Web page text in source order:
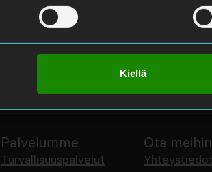
Kiellä
Palvelumme
Turvallisuuspalvelut
Ota